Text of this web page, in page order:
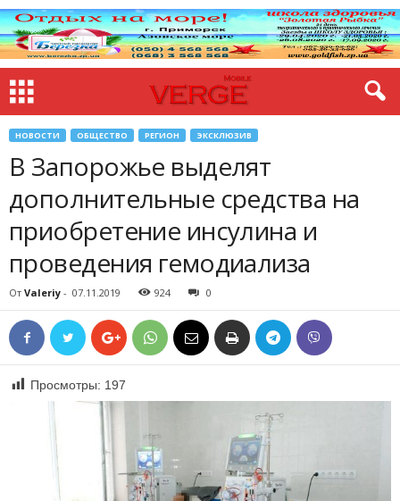
НОВОСТИ ОБЩЕСТВО РЕГИОН ЭКСКЛЮЗИВ
В Запорожье выделят
дополнительные средства на
приобретение инсулина и
проведения гемодиализа
От Valeriy - 07.11.2019 924 0
Просмотры: 197